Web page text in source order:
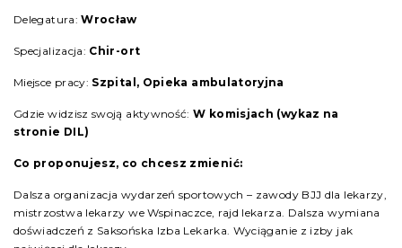
Delegatura:Wrocław
Specjalizacja: Chir-ort
Miejsce pracy: Szpital, Opieka ambulatoryjna
Gdzie widzisz swoją aktywność:W komisjach (wykaz na
stronie DIL)
Co proponujesz, co chcesz zmienić:
Dalsza organizacja wydarzeń sportowych – zawody BJJ dla lekarzy,
mistrzostwa lekarzy we Wspinaczce, rajd lekarza. Dalsza wymiana
doświadczeń z Saksońska Izba Lekarka. Wyciąganie z izby jak